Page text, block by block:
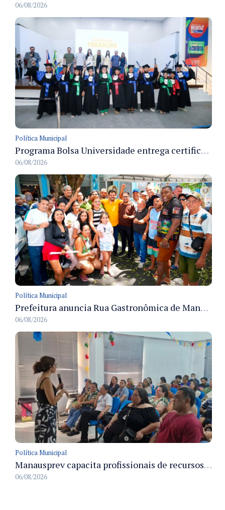
06/08/2026
Política Municipal
Programa Bolsa Universidade entrega certificados a formandos em Manaus na sede do Executivo municipal
06/08/2026
Política Municipal
Prefeitura anuncia Rua Gastronômica de Manaus e garante alternativas para 54 ambulantes cadastrados
06/08/2026
Política Municipal
Manausprev capacita profissionais de recursos humanos para agilizar concessão de aposentadorias no município
06/08/2026